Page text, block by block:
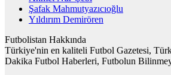
Şafak Mahmutyazıcıoğlu
Yıldırım Demirören
Futbolistan Hakkında
Türkiye'nin en kaliteli Futbol Gazetesi,
Dakika Futbol Haberleri, Futbolun